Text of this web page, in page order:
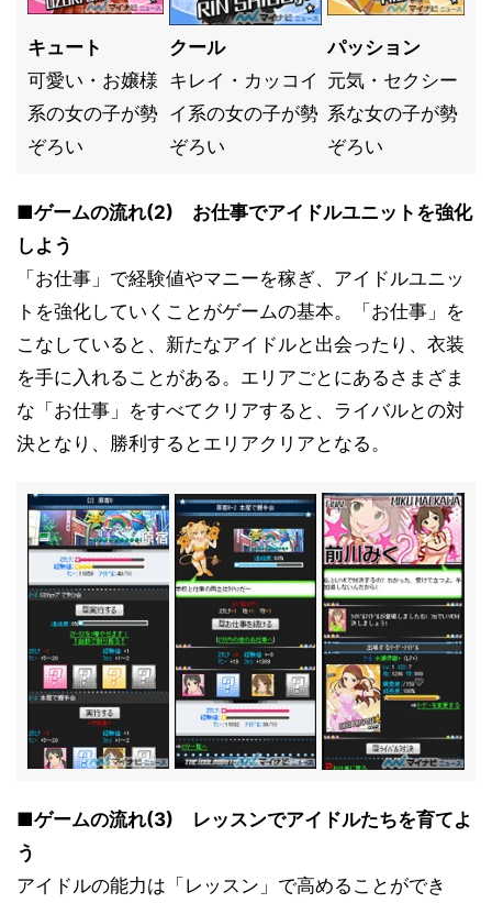
キュート
可愛い・お嬢様
系の女の子が勢
ぞろい
クール
キレイ・カッコイ
イ系の女の子が勢
ぞろい
パッション
元気・セクシー
系な女の子が勢
ぞろい
■ゲームの流れ(2) お仕事でアイドルユニットを強化
しよう
「お仕事」で経験値やマニーを稼ぎ、アイドルユニッ
トを強化していくことがゲームの基本。「お仕事」を
こなしていると、新たなアイドルと出会ったり、衣装
を手に入れることがある。エリアごとにあるさまざま
な「お仕事」をすべてクリアすると、ライバルとの対
決となり、勝利するとエリアクリアとなる。
■ゲームの流れ(3) レッスンでアイドルたちを育てよ
う
アイドルの能力は「レッスン」で高めることができ